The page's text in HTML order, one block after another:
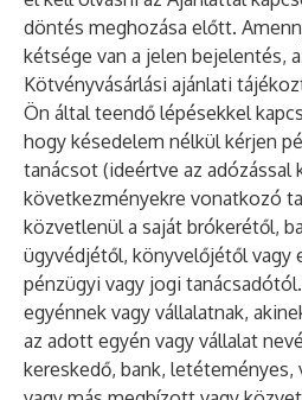
döntés meghozása előtt.
kétsége van a jelen bejelentés,
Kötvényvásárlási ajánlati
Ön által teendő lépésekkel
hogy késedelem nélkül kérjen
tanácsot (ideértve az adózással
következményekre vonatkozó
közvetlenül a saját brókerétől,
ügyvédjétől, könyvelőjétől vagy
pénzügyi vagy jogi
egyénnek vagy vállalatnak,
az adott egyén vagy vállalat
kereskedő, bank, letéteményes,